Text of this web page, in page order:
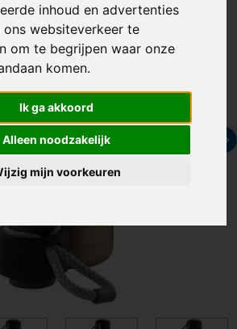
inhoud en advertenties
websiteverkeer te
om te begrijpen waar onze
komen.
Ik ga akkoord
Alleen noodzakelijk
mijn voorkeuren